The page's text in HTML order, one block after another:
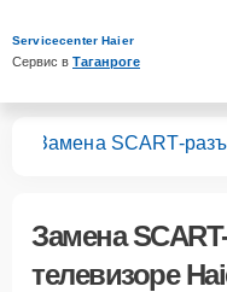
Servicecenter Haier
Сервис в Таганроге
Замена SCART-
Замена
телевизоре